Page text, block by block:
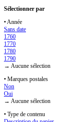
Sélectionner par
• Année
Sans date
1760
1770
1780
1790
→ Aucune sélection
• Marques postales
Non
Oui
→ Aucune sélection
• Type de contenu